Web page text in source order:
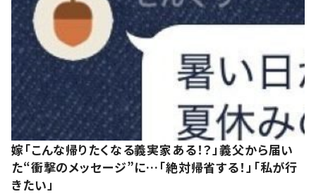
嫁「こんな帰りたくなる義実家ある！？」義父から届い
た“衝撃のメッセージ”に…「絶対帰省する！」「私が行
きたい」